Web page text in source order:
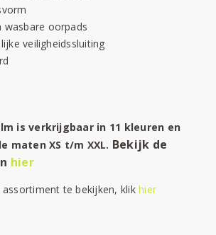
wasbare oorpads
veiligheidssluiting
is verkrijgbaar in 11 kleuren en
maten XS t/m XXL. Bekijk de
hier
te bekijken, klikhier